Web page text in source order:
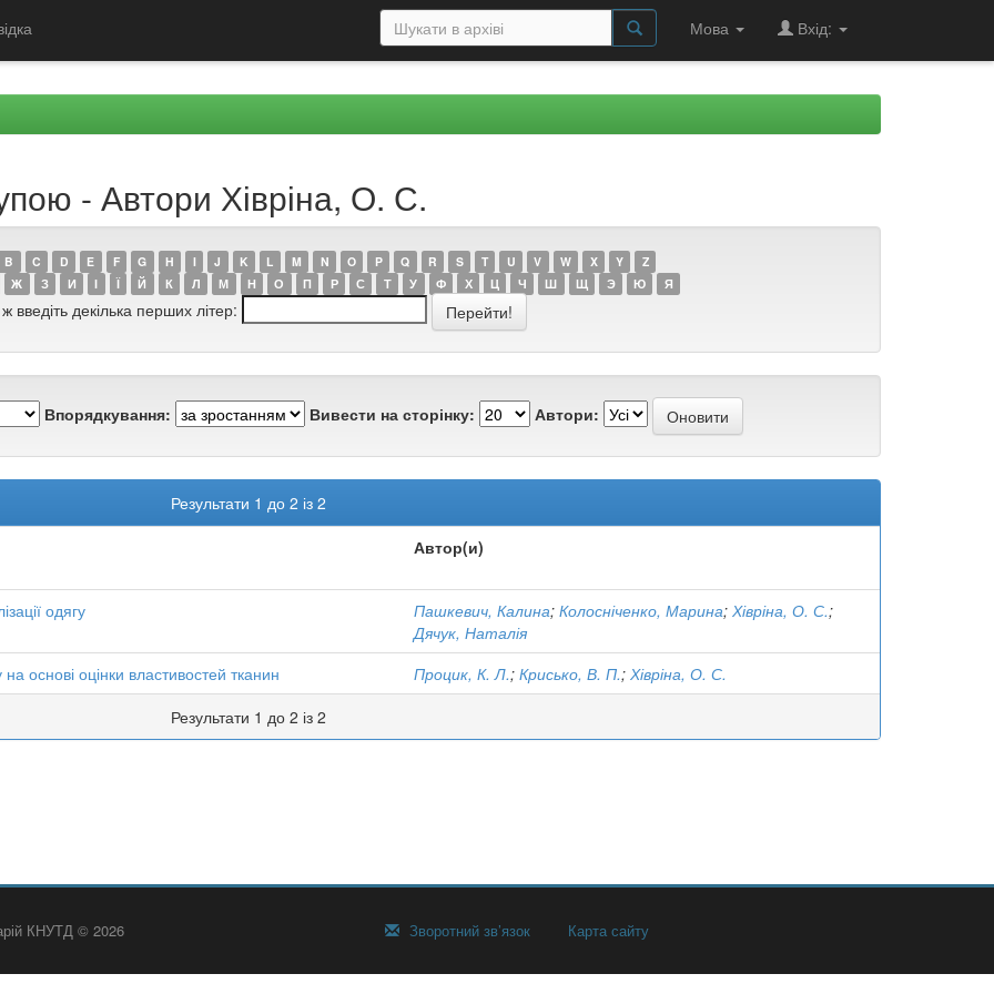
Мова Вхід:
- Автори Хівріна, О. С.
B C D E F G H I J K L M N O P Q R S T U V W X Y
Z
Ж З И І Ї Й К Л М Н О П Р С Т У Ф Х Ц Ч Ш Щ Э Ю Я
введіть декілька перших літер:
Впорядкування: Вивести на сторінку: Автори:
Результати 1 до 2 із 2
Автор(и)
одягу Пашкевич, Калина; Колосніченко, Марина; Хівріна, О. С.;
Дячук, Наталія
основі оцінки властивостей тканин Процик, К. Л.; Крисько, В. П.; Хівріна, О. С.
Результати 1 до 2 із 2
КНУТД © 2026 Зворотний зв’язок Карта сайту